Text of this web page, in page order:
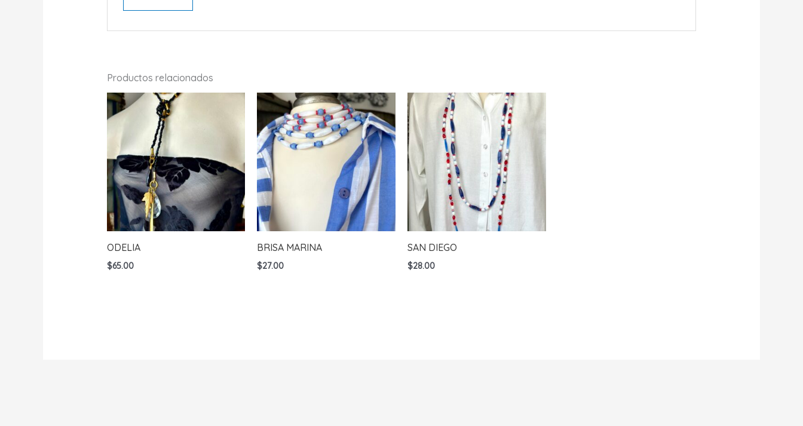
Productos relacionados
ODELIA
$65.00
BRISA MARINA
$27.00
SAN DIEGO
$28.00